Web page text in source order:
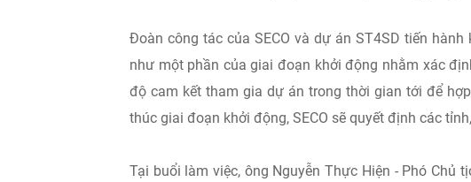
Đoàn công tác của SECO và dự án ST4SD tiến
như một phần của giai đoạn khởi động nhằm xác
độ cam kết tham gia dự án trong thời gian tới để
thúc giai đoạn khởi động, SECO sẽ quyết định các
Tại buổi làm việc, ông Nguyễn Thực Hiện - Phó Chủ